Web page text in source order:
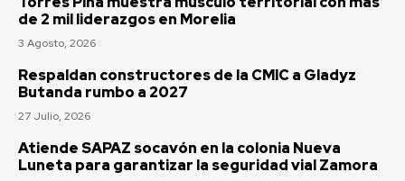
de 2 mil liderazgos en Morelia
3 Agosto, 2026
Respaldan constructores de la CMIC a Gladyz
Butanda rumbo a 2027
27 Julio, 2026
Atiende SAPAZ socavón en la colonia Nueva
Luneta para garantizar la seguridad vial Zamora